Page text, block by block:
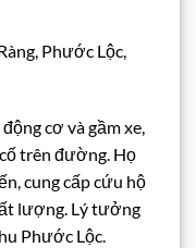
Phước Lộc,
cơ và gầm xe,
trên đường. Họ
cung cấp cứu hộ
lượng. Lý tưởng
Phước Lộc.